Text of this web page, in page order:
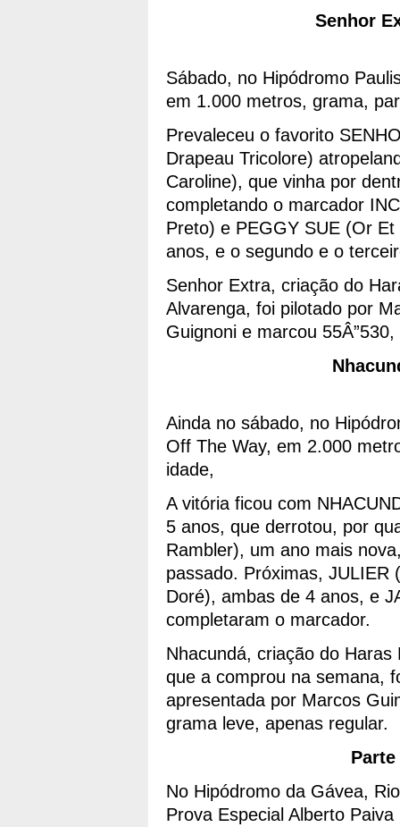
Senhor
Sábado, no Hipódromo
em 1.000 metros, grama,
Prevaleceu o favorito
Drapeau Tricolore)
Caroline), que vinha por
completando o marcador
Preto) e PEGGY SUE (Or
anos, e o segundo e o
Senhor Extra, criação do
Alvarenga, foi pilotado por
Guignoni e marcou
Ainda no sábado, no
Off The Way, em 2.000
idade,
A vitória ficou com
5 anos, que derrotou, por
Rambler), um ano mais
passado. Próximas, JULIER
Doré), ambas de 4 anos, e
completaram o marcador.
Nhacundá, criação do
que a comprou na semana,
apresentada por Marcos
grama leve, apenas regular.
No Hipódromo da Gávea,
Prova Especial Alberto